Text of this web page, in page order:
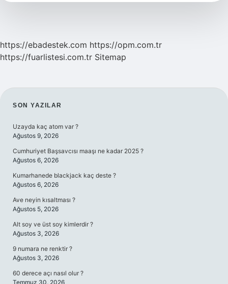
https://ebadestek.com https://opm.com.tr
https://fuarlistesi.com.tr Sitemap
SIDEBAR
SON YAZILAR
Uzayda kaç atom var ?
Ağustos 9, 2026
Cumhuriyet Başsavcısı maaşı ne kadar 2025 ?
Ağustos 6, 2026
Kumarhanede blackjack kaç deste ?
Ağustos 6, 2026
Ave neyin kısaltması ?
Ağustos 5, 2026
Alt soy ve üst soy kimlerdir ?
Ağustos 3, 2026
9 numara ne renktir ?
Ağustos 3, 2026
60 derece açı nasıl olur ?
Temmuz 30, 2026